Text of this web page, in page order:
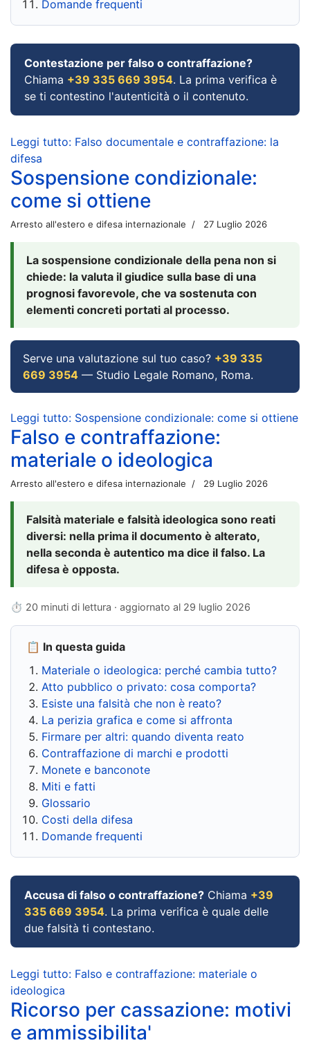
Domande frequenti
Contestazione per falso o contraffazione?
Chiama +39 335 669 3954. La prima verifica è
se ti contestino l'autenticità o il contenuto.
Leggi tutto: Falso documentale e contraffazione: la
difesa
Sospensione condizionale:
come si ottiene
Arresto all'estero e difesa internazionale 27 Luglio 2026
La sospensione condizionale della pena non si
chiede: la valuta il giudice sulla base di una
prognosi favorevole, che va sostenuta con
elementi concreti portati al processo.
Serve una valutazione sul tuo caso? +39 335
669 3954 — Studio Legale Romano, Roma.
Leggi tutto: Sospensione condizionale: come si ottiene
Falso e contraffazione:
materiale o ideologica
Arresto all'estero e difesa internazionale 29 Luglio 2026
Falsità materiale e falsità ideologica sono reati
diversi: nella prima il documento è alterato,
nella seconda è autentico ma dice il falso. La
difesa è opposta.
⏱ 20 minuti di lettura · aggiornato al 29 luglio 2026
📋 In questa guida
Materiale o ideologica: perché cambia tutto?
Atto pubblico o privato: cosa comporta?
Esiste una falsità che non è reato?
La perizia grafica e come si affronta
Firmare per altri: quando diventa reato
Contraffazione di marchi e prodotti
Monete e banconote
Miti e fatti
Glossario
Costi della difesa
Domande frequenti
Accusa di falso o contraffazione? Chiama +39
335 669 3954. La prima verifica è quale delle
due falsità ti contestano.
Leggi tutto: Falso e contraffazione: materiale o
ideologica
Ricorso per cassazione: motivi
e ammissibilita'